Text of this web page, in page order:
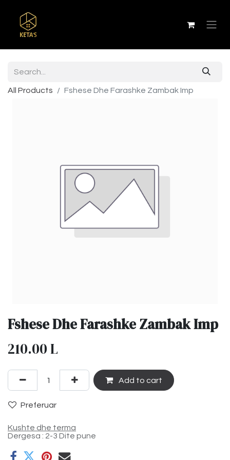
All Products Fshese Dhe Farashke Zambak Imp
Fshese Dhe Farashke Zambak Imp
210.00L
Add to cart
Preferuar
Kushte dhe terma
Dergesa : 2-3 Dite pune